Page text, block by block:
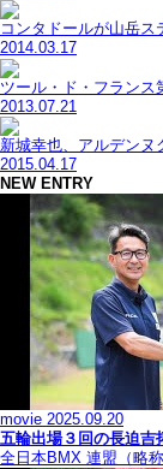
コンタドールが山岳
2014.03.17
ツール・ド・フランス
2013.07.21
新城幸也、アルデンヌ
2015.04.17
NEW ENTRY
movie 2025.09.20
五輪出場３回の長迫吉
全日本BMX 連盟（略